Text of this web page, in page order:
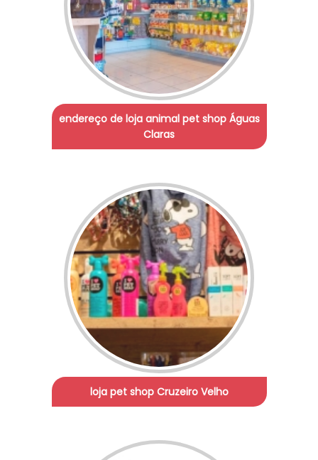
endereço de loja animal pet shop Águas
Claras
loja pet shop Cruzeiro Velho